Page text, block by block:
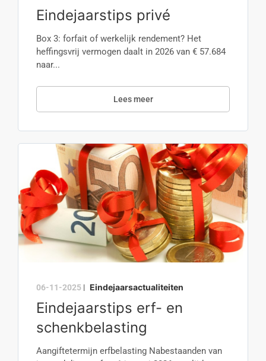
Eindejaarstips privé
Box 3: forfait of werkelijk rendement? Het
heffingsvrij vermogen daalt in 2026 van € 57.684
naar...
Lees meer
06-11-2025 | Eindejaarsactualiteiten
Eindejaarstips erf- en
schenkbelasting
Aangiftetermijn erfbelasting Nabestaanden van